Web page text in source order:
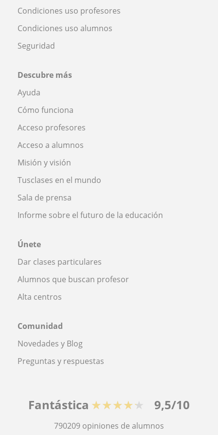
Condiciones uso profesores
Condiciones uso alumnos
Seguridad
Descubre más
Ayuda
Cómo funciona
Acceso profesores
Acceso a alumnos
Misión y visión
Tusclases en el mundo
Sala de prensa
Informe sobre el futuro de la educación
Únete
Dar clases particulares
Alumnos que buscan profesor
Alta centros
Comunidad
Novedades y Blog
Preguntas y respuestas
Fantástica ★★★★★ 9,5/10
790209 opiniones de alumnos